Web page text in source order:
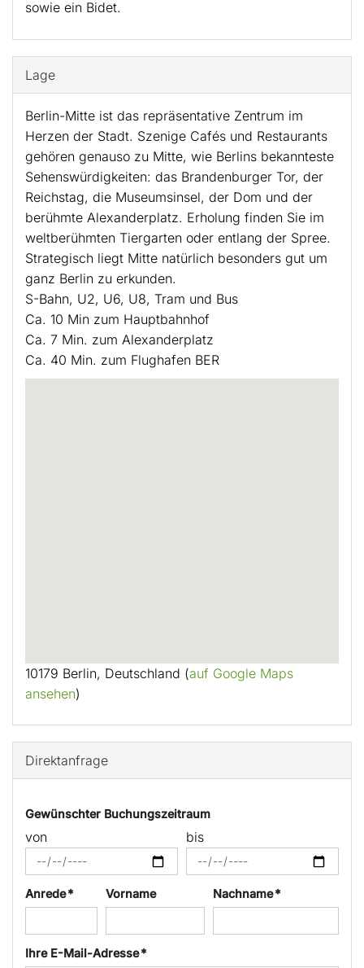
sowie ein Bidet.
Lage
Berlin-Mitte ist das repräsentative Zentrum im
Herzen der Stadt. Szenige Cafés und Restaurants
gehören genauso zu Mitte, wie Berlins bekannteste
Sehenswürdigkeiten: das Brandenburger Tor, der
Reichstag, die Museumsinsel, der Dom und der
berühmte Alexanderplatz. Erholung finden Sie im
weltberühmten Tiergarten oder entlang der Spree.
Strategisch liegt Mitte natürlich besonders gut um
ganz Berlin zu erkunden.
S-Bahn, U2, U6, U8, Tram und Bus
Ca. 10 Min zum Hauptbahnhof
Ca. 7 Min. zum Alexanderplatz
Ca. 40 Min. zum Flughafen BER
10179 Berlin, Deutschland (auf Google Maps
ansehen)
Direktanfrage
Gewünschter Buchungszeitraum
von bis
Anrede * Vorname Nachname *
Ihre E-Mail-Adresse *